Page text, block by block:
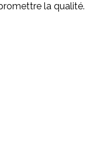
la qualité.